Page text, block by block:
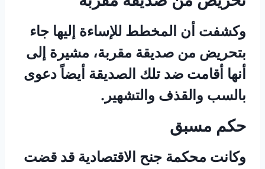
وكشفت أن المخطط للإساءة إليها جاء
بتحريض من صديقة مقربة، مشيرة إلى
أنها أقامت ضد تلك الصديقة أيضاً دعوى
بالسب والقذف والتشهير.
حكم مسبق
وكانت محكمة جنح الاقتصادية قد قضت